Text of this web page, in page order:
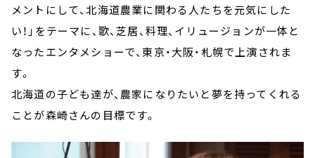
メントにして、北海道農業に関わる人たちを元気にした
い！」をテーマに、歌、芝居、料理、イリュージョンが一体と
なったエンタメショーで、東京・大阪・札幌で上演されま
す。
北海道の子ども達が、農家になりたいと夢を持ってくれる
ことが森崎さんの目標です。